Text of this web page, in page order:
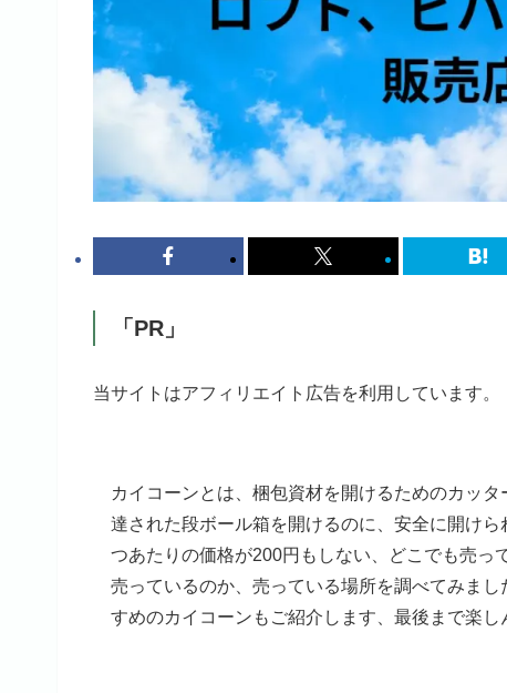
「PR」
当サイトはアフィリエイト広告を利用しています。
カイコーンとは、梱包資材を開けるためのカッ
達された段ボール箱を開けるのに、安全に開け
つあたりの価格が200円もしない、どこでも売っ
売っているのか、売っている場所を調べてみま
すめのカイコーンもご紹介します、最後まで楽し